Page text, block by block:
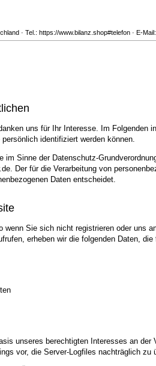
· Tel.: https://www.bilanz.shop#telefon · E-
uns für Ihr Interesse. Im Folgenden
identifiziert werden können.
im Sinne der Datenschutz-
Der für die Verarbeitung von
Daten entscheidet.
Sie sich nicht registrieren oder uns
erheben wir die folgenden Daten,
unseres berechtigten Interesses an
vor, die Server-Logfiles nachträglich